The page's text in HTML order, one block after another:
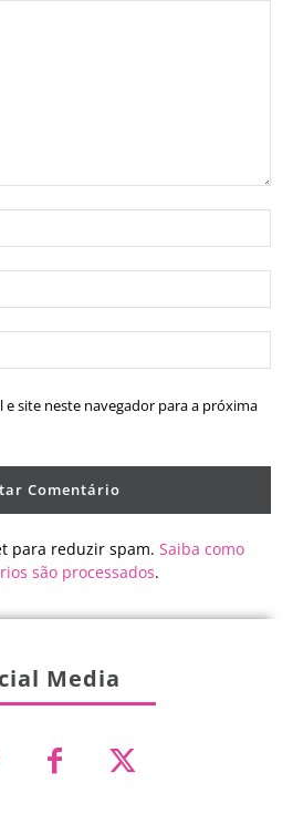
e site neste navegador para a próxima
para reduzir spam. Saiba como
são processados.
Media